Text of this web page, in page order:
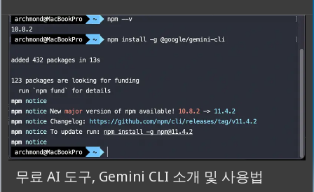
무료 AI 도구, Gemini CLI 소개 및 사용법